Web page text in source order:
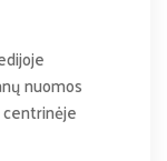
nuomos